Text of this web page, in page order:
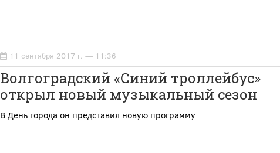
11 сентября 2017 г. — 11:36
Волгоградский «Синий троллейбус»
открыл новый музыкальный сезон
В День города он представил новую программу